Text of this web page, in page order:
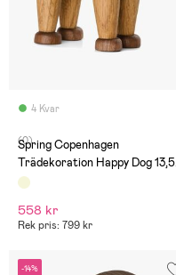
4 Kvar
(0)
Spring Copenhagen
Trädekoration Happy Dog 13,5
cm
558 kr
Rek pris: 799 kr
-14%